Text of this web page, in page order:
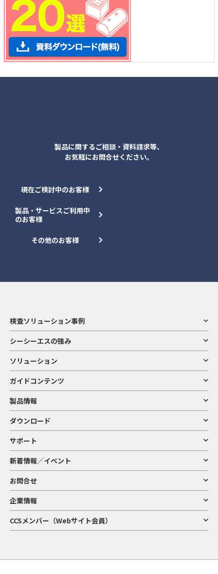
製品に関するご相談・資料請求等、
お気軽にお問合せください。
現在ご検討中のお客様
製品・サービスご利用中
のお客様
その他のお客様
検査ソリューション事例
シーシーエスの強み
ソリューション
ガイドコンテンツ
製品情報
ダウンロード
サポート
新着情報／イベント
お問合せ
企業情報
CCSメンバー（Webサイト会員）